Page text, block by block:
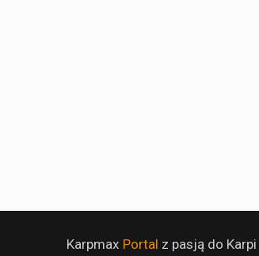
Karpmax Portal z pasją do Karpi